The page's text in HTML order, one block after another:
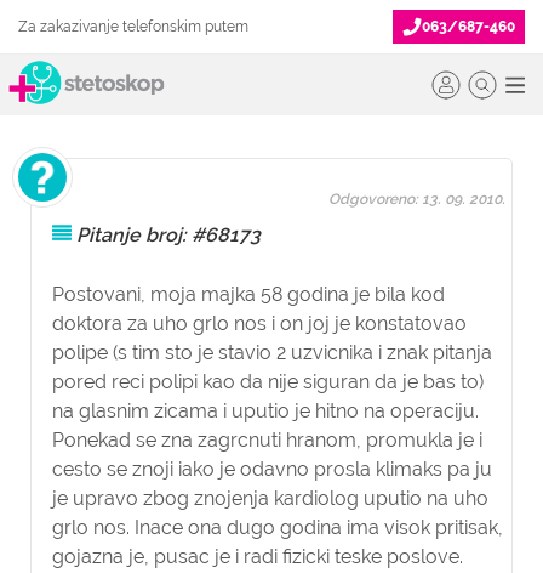
Za zakazivanje telefonskim putem 063/687-460
Pitanje broj: #68173
Postovani, moja majka 58 godina je bila kod
doktora za uho grlo nos i on joj je konstatovao
polipe (s tim sto je stavio 2 uzvicnika i znak pitanja
pored reci polipi kao da nije siguran da je bas to)
na glasnim zicama i uputio je hitno na operaciju.
Ponekad se zna zagrcnuti hranom, promukla je i
cesto se znoji iako je odavno prosla klimaks pa ju
je upravo zbog znojenja kardiolog uputio na uho
grlo nos. Inace ona dugo godina ima visok pritisak,
gojazna je, pusac je i radi fizicki teske poslove.
Odgovoreno: 13. 09. 2010.